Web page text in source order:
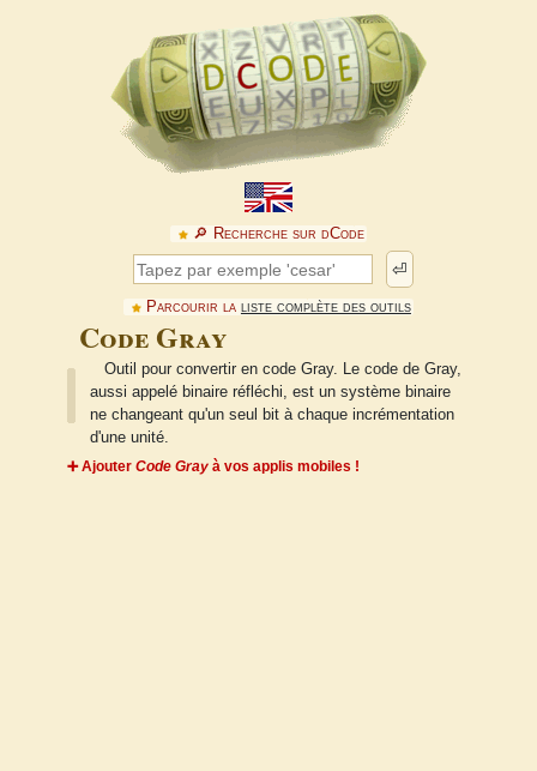
🔎︎ Recherche sur dCode
⏎
Parcourir la liste complète des outils
Code Gray
Outil pour convertir en code Gray. Le code de Gray,
aussi appelé binaire réfléchi, est un système binaire
ne changeant qu'un seul bit à chaque incrémentation
d'une unité.
➕ Ajouter Code Gray à vos applis mobiles !